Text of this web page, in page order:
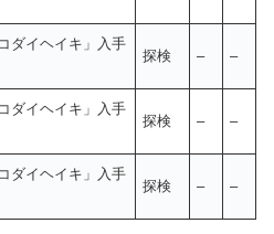
ダイヘイキ」入手
探検 – –
ダイヘイキ」入手
探検 – –
ダイヘイキ」入手
探検 – –